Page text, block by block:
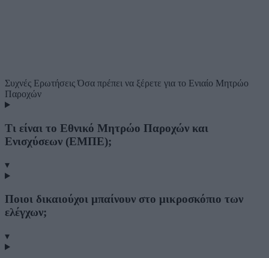
Συχνές ΕρωτήσειςΌσα πρέπει να ξέρετε για το Ενιαίο Μητρώο
Παροχών
Τι είναι το Εθνικό Μητρώο Παροχών και
Ενισχύσεων (ΕΜΠΕ);
▾
Ποιοι δικαιούχοι μπαίνουν στο μικροσκόπιο των
ελέγχων;
▾